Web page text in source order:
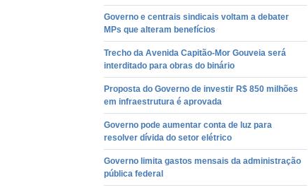
Governo e centrais sindicais voltam a debater
MPs que alteram benefícios
Trecho da Avenida Capitão-Mor Gouveia será
interditado para obras do binário
Proposta do Governo de investir R$ 850 milhões
em infraestrutura é aprovada
Governo pode aumentar conta de luz para
resolver dívida do setor elétrico
Governo limita gastos mensais da administração
pública federal